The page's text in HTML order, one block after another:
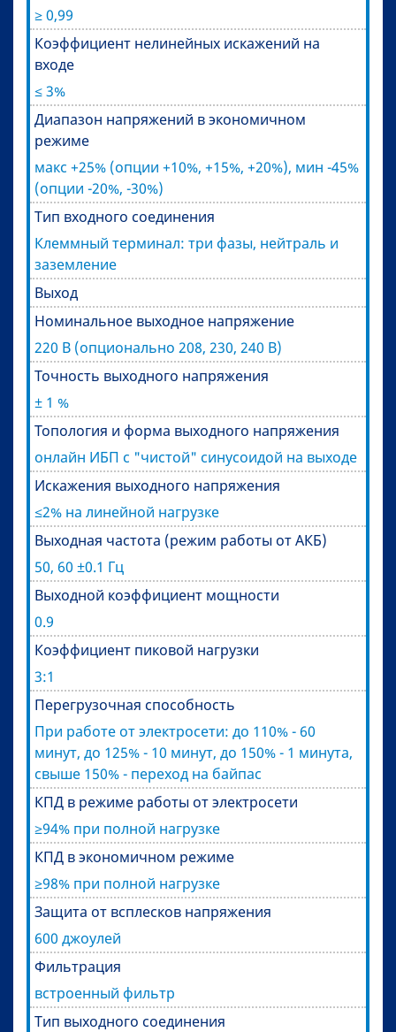
≥ 0,99
Коэффициент нелинейных искажений на
входе
≤ 3%
Диапазон напряжений в экономичном
режиме
макс +25% (опции +10%, +15%, +20%), мин -45%
(опции -20%, -30%)
Тип входного соединения
Клеммный терминал: три фазы, нейтраль и
заземление
Выход
Номинальное выходное напряжение
220 В (опционально 208, 230, 240 В)
Точность выходного напряжения
± 1 %
Топология и форма выходного напряжения
онлайн ИБП с "чистой" синусоидой на выходе
Искажения выходного напряжения
≤2% на линейной нагрузке
Выходная частота (режим работы от АКБ)
50, 60 ±0.1 Гц
Выходной коэффициент мощности
0.9
Коэффициент пиковой нагрузки
3:1
Перегрузочная способность
При работе от электросети: до 110% - 60
минут, до 125% - 10 минут, до 150% - 1 минута,
свыше 150% - переход на байпас
КПД в режиме работы от электросети
≥94% при полной нагрузке
КПД в экономичном режиме
≥98% при полной нагрузке
Защита от всплесков напряжения
600 джоулей
Фильтрация
встроенный фильтр
Тип выходного соединения